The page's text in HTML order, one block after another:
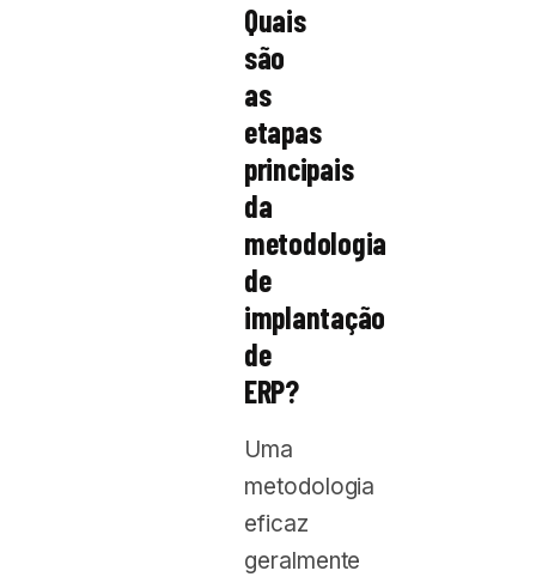
Quais
são
as
etapas
principais
da
metodologia
de
implantação
de
ERP?
Uma
metodologia
eficaz
geralmente